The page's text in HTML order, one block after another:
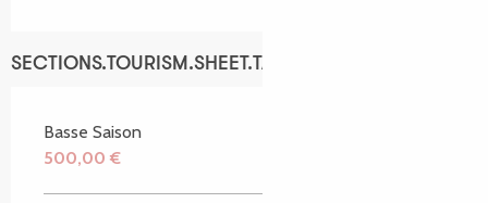
SECTIONS.TOURISM.SHEET.TARIFFS.TARIFFS
Basse Saison
500,00 €